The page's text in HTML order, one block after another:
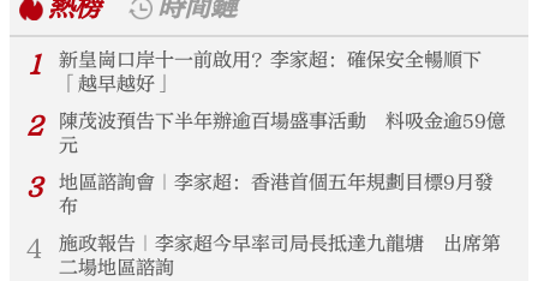
熱榜
時間鏈
1
新皇崗口岸十一前啟用？李家超：確保安全暢順下
「越早越好」
2
陳茂波預告下半年辦逾百場盛事活動 料吸金逾59億
元
3
地區諮詢會｜李家超：香港首個五年規劃目標9月發
布
4
施政報告｜李家超今早率司局長抵達九龍塘 出席第
二場地區諮詢